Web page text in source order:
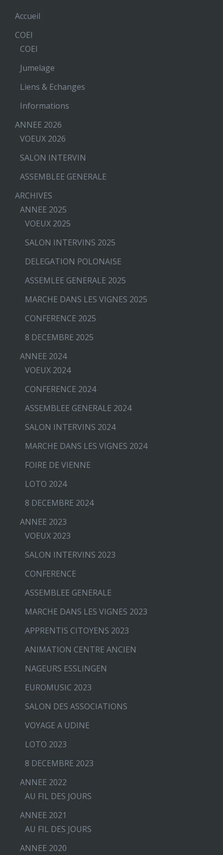
Accueil
COEI
COEI
Jumelage
Liens & Echanges
Informations
ANNEE 2026
VOEUX 2026
SALON INTERVIN
ASSEMBLEE GENERALE
ARCHIVES
ANNEE 2025
VOEUX 2025
SALON INTERVINS 2025
DELEGATION POLONAISE
ASSEMLEE GENERALE 2025
MARCHE DANS LES VIGNES 2025
CONFERENCE 2025
8 DECEMBRE 2025
ANNEE 2024
VOEUX 2024
CONFERENCE 2024
ASSEMBLEE GENERALE 2024
SALON INTERVINS 2024
MARCHE DANS LES VIGNES 2024
FOIRE DE VIENNE
LOTO 2024
8 DECEMBRE 2024
ANNEE 2023
VOEUX 2023
SALON INTERVINS 2023
CONFERENCE
ASSEMBLEE GENERALE
MARCHE DANS LES VIGNES 2023
APPRENTIS CITOYENS 2023
ANIMATION CENTRE ANCIEN
NAGEURS ESSLINGEN
EUROMUSIC 2023
SALON DES ASSOCIATIONS
VOYAGE A UDINE
LOTO 2023
8 DECEMBRE 2023
ANNEE 2022
AU FIL DES JOURS
ANNEE 2021
AU FIL DES JOURS
ANNEE 2020